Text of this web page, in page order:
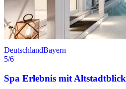
DeutschlandBayern
5/6
Spa Erlebnis mit Altstadtblick